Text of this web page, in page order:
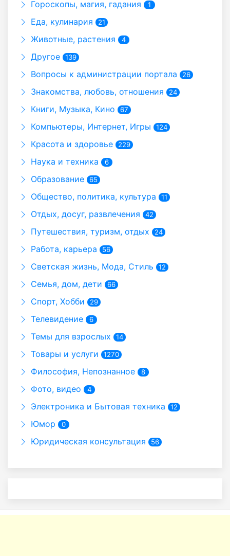
Гороскопы, магия, гадания 1
Еда, кулинария 21
Животные, растения 4
Другое 139
Вопросы к администрации портала 26
Знакомства, любовь, отношения 24
Книги, Музыка, Кино 67
Компьютеры, Интернет, Игры 124
Красота и здоровье 229
Наука и техника 6
Образование 65
Общество, политика, культура 11
Отдых, досуг, развлечения 42
Путешествия, туризм, отдых 24
Работа, карьера 56
Светская жизнь, Мода, Стиль 12
Семья, дом, дети 66
Спорт, Хобби 29
Телевидение 6
Темы для взрослых 14
Товары и услуги 1270
Философия, Непознанное 8
Фото, видео 4
Электроника и Бытовая техника 12
Юмор 0
Юридическая консультация 56